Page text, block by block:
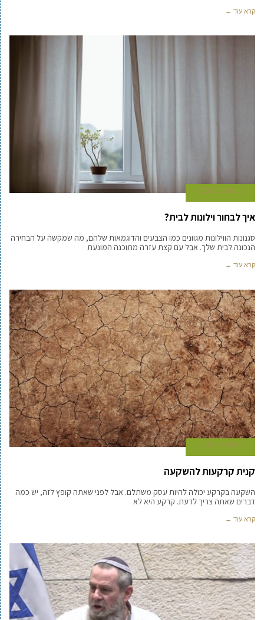
קרא עוד ←
6 בדצמבר 2022
איך לבחור וילונות לבית?
סגנונות הווילונות מגוונים כמו הצבעים והדוגמאות שלהם, מה שמקשה על הבחירה
הנכונה לבית שלך. אבל עם קצת עזרה מתוכנה המונעת
קרא עוד ←
5 בדצמבר 2022
קנית קרקעות להשקעה
השקעה בקרקע יכולה להיות עסק משתלם. אבל לפני שאתה קופץ לזה, יש כמה
דברים שאתה צריך לדעת. קרקע היא לא
קרא עוד ←